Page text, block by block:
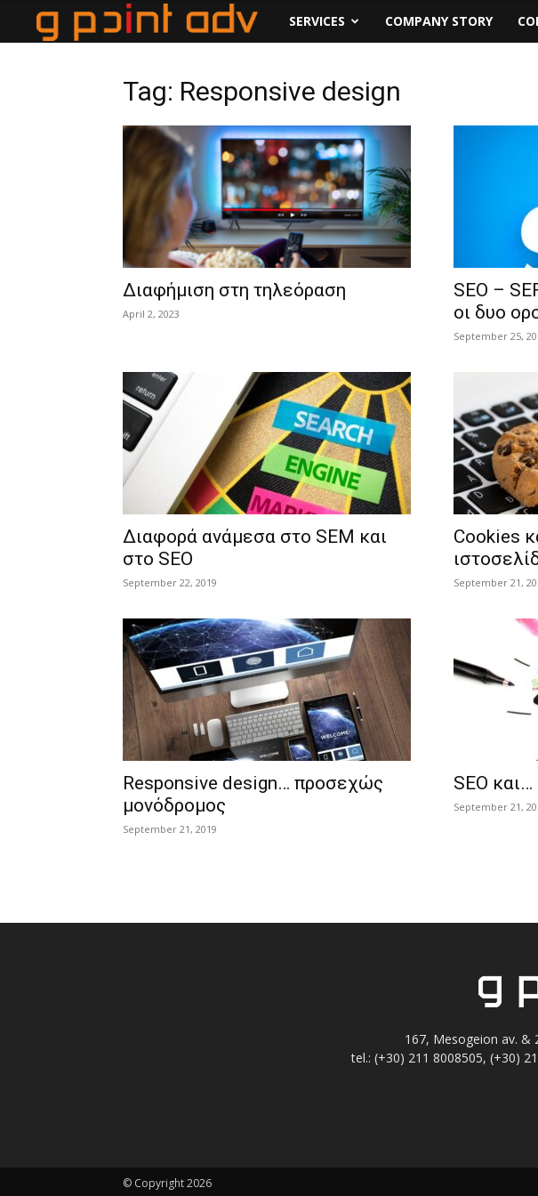
www.gpoint.gr
SERVICES COMPANY STORY
Tag: Responsive design
Διαφήμιση στη τηλεόραση
April 2, 2023
SEO –
οι δυο
September 25,
Διαφορά ανάμεσα στο SEM και
στο SEO
September 22, 2019
Cookies
September 21,
Responsive design… προσεχώς
μονόδρομος
September 21, 2019
SEO
September 21,
167, Mesogeion av. &
tel.: (+30) 211 8008505, (+30)
© Copyright 2026